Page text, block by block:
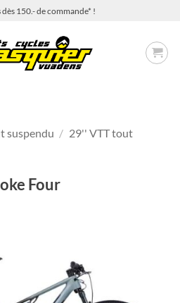
dès 150.- de commande* !
suspendu / 29'' VTT tout
Four